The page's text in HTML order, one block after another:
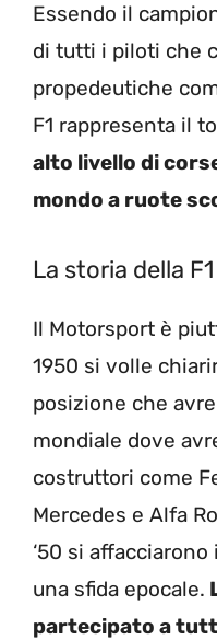
Essendo il
di tutti i piloti che
propedeutiche
F1 rappresenta il
alto livello di
mondo a ruote
La storia della F1
Il Motorsport è
1950 si volle
posizione che
mondiale dove
costruttori come
Mercedes e Alfa
‘50 si
una sfida epocale.
partecipato a